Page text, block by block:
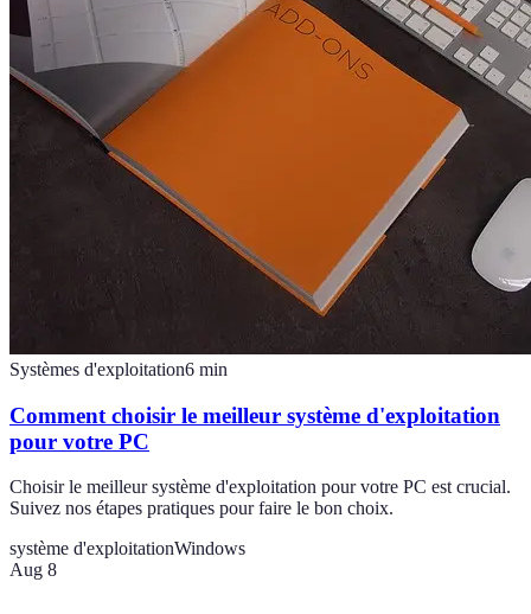
Systèmes d'exploitation6 min
Comment choisir le meilleur système d'exploitation
pour votre PC
Choisir le meilleur système d'exploitation pour votre PC est crucial.
Suivez nos étapes pratiques pour faire le bon choix.
système d'exploitationWindows
Aug 8